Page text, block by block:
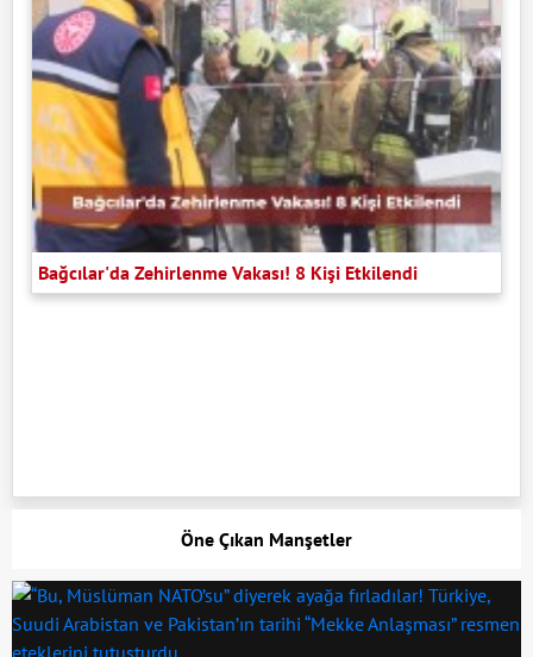
Bağcılar'da Zehirlenme Vakası! 8 Kişi Etkilendi
Öne Çıkan Manşetler